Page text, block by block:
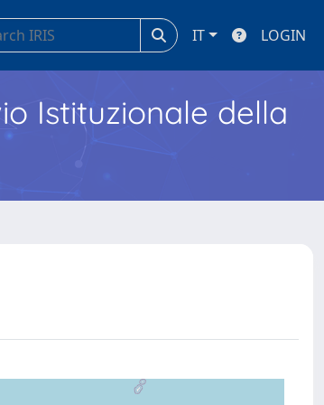
IT LOGIN
Istituzionale della